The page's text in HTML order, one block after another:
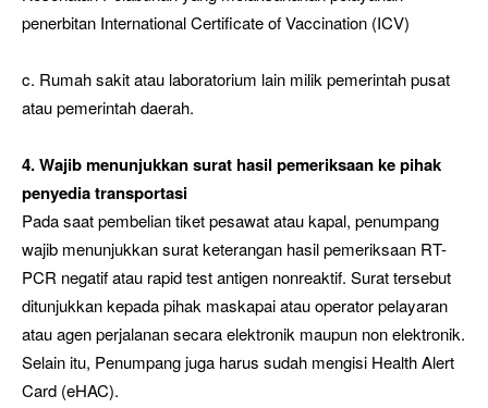
penerbitan International Certificate of Vaccination (ICV)
c. Rumah sakit atau laboratorium lain milik pemerintah pusat
atau pemerintah daerah.
4. Wajib menunjukkan surat hasil pemeriksaan ke pihak
penyedia transportasi
Pada saat pembelian tiket pesawat atau kapal, penumpang
wajib menunjukkan surat keterangan hasil pemeriksaan RT-
PCR negatif atau rapid test antigen nonreaktif. Surat tersebut
ditunjukkan kepada pihak maskapai atau operator pelayaran
atau agen perjalanan secara elektronik maupun non elektronik.
Selain itu, Penumpang juga harus sudah mengisi Health Alert
Card (eHAC).